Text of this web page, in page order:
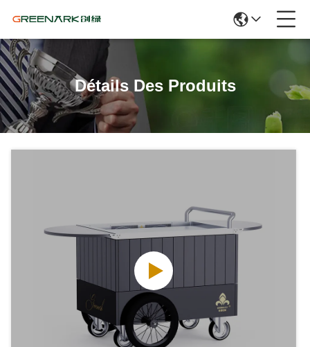
Détails Des Produits